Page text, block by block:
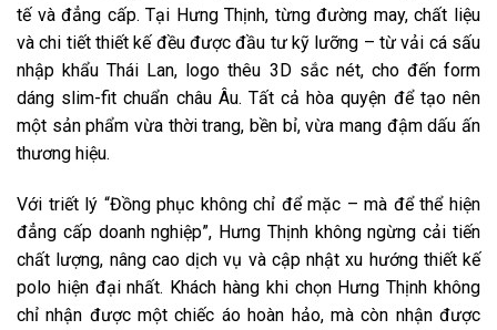
tế và đẳng cấp. Tại Hưng Thịnh, từng đường may, chất liệu
và chi tiết thiết kế đều được đầu tư kỹ lưỡng – từ vải cá sấu
nhập khẩu Thái Lan, logo thêu 3D sắc nét, cho đến form
dáng slim-fit chuẩn châu Âu. Tất cả hòa quyện để tạo nên
một sản phẩm vừa thời trang, bền bỉ, vừa mang đậm dấu ấn
thương hiệu.
Với triết lý “Đồng phục không chỉ để mặc – mà để thể hiện
đẳng cấp doanh nghiệp”, Hưng Thịnh không ngừng cải tiến
chất lượng, nâng cao dịch vụ và cập nhật xu hướng thiết kế
polo hiện đại nhất. Khách hàng khi chọn Hưng Thịnh không
chỉ nhận được một chiếc áo hoàn hảo, mà còn nhận được